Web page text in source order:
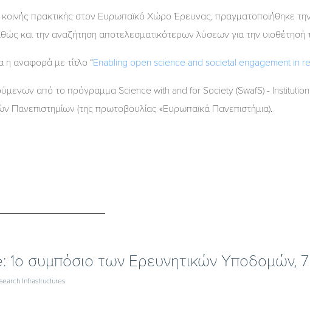
πρακτικής στον Ευρωπαϊκό Χώρο Έρευνας, πραγματοποιήθηκε
και την αναζήτηση αποτελεσματικότερων λύσεων για την υιοθέτησή
αναφορά με τίτλο “Enabling open science and societal engagement in
από το πρόγραμμα Science with and for Society (SwafS) -
(της πρωτοβουλίας «Ευρωπαϊκά Πανεπιστήμια).
1o συμπόσιο των Ερευνητικών Υποδομών,
Infrastructures